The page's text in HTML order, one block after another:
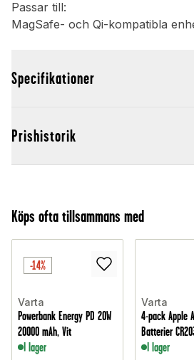
Passar till:
MagSafe- och Qi-kompatibla
Specifikationer
Prishistorik
Köps ofta tillsammans med
-14%
Varta
Powerbank Energy PD 20W
20000 mAh, Vit
I lager
Varta
4-pack Apple
Batterier
I lager